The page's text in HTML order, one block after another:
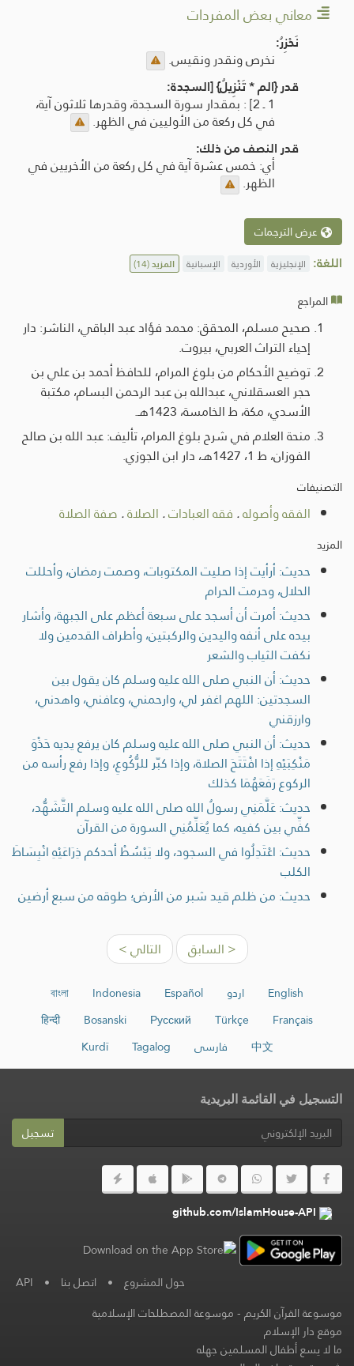
معاني بعض المفردات
نَحْزِرُ:
نخرص ونقدر ونقيس.
قدر {الم * تَنْزِيلُ} [السجدة:
1 ـ 2] : بمقدار سورة السجدة، وقدرها ثلاثون آية،
في كل ركعة من الأوليين في الظهر.
قدر النصف من ذلك:
أي: خمس عشرة آية في كل ركعة من الأخريين في
الظهر.
عرض الترجمات
اللغة: الإنجليزية الأوردية الإسبانية المزيد(14)
المراجع
صحيح مسلم، المحقق: محمد فؤاد عبد الباقي، الناشر: دار
إحياء التراث العربي، بيروت.
توضيح الأحكام من بلوغ المرام، للحافظ أحمد بن علي بن
حجر العسقلاني، عبدالله بن عبد الرحمن البسام، مكتبة
الأسدي، مكة، ط الخامسة، 1423هـ.
منحة العلام في شرح بلوغ المرام، تأليف: عبد الله بن صالح
الفوزان، ط 1، 1427هـ، دار ابن الجوزي.
التصنيفات
الفقه وأصوله. فقه العبادات. الصلاة. صفة الصلاة
المزيد
حديث: أرأيت إذا صليت المكتوبات، وصمت رمضان، وأحللت
الحلال، وحرمت الحرام
حديث: أمرت أن أسجد على سبعة أعظم على الجبهة، وأشار
بيده على أنفه واليدين والركبتين، وأطراف القدمين ولا
نكفت الثياب والشعر
حديث: أن النبي صلى الله عليه وسلم كان يقول بين
السجدتين: اللهم اغفر لي، وارحمني، وعافني، واهدني،
وارزقني
حديث: أن النبي صلى الله عليه وسلم كان يرفع يديه حَذْوَ
مَنْكِبَيْهِ إذا افْتَتَحَ الصلاة، وإذا كبّر للرُّكُوعِ، وإذا رفع رأسه من
الركوع رَفَعَهُمَا كذلك
حديث: عَلَّمَنِي رسولُ الله صلى الله عليه وسلم التَّشَهُّد،
كفِّي بين كفيه، كما يُعَلِّمُنِي السورة من القرآن
حديث: اعْتَدِلُوا في السجود، ولا يَبْسُطْ أحدكم ذِرَاعَيْهِ انْبِسَاطَ
الكلب
حديث: من ظلم قيد شبر من الأرض؛ طوقه من سبع أرضين
< السابق التالي >
English اردو Español
Indonesia
বাংলা
Français
Türkçe
Русский
Bosanski
हिन्दी
中文
فارسی Tagalog
Kurdî
التسجيل في القائمة البريدية
تسجيل
github.com/IslamHouse-API
حول المشروع • اتصل بنا •
API
موسوعة القرآن الكريم-موسوعة المصطلحات الإسلامية
موقع دار الإسلام
ما لا يسع أطفال المسلمين جهله